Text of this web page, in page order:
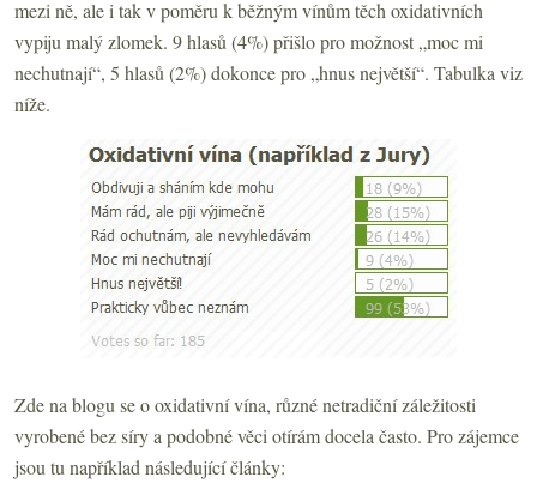
mezi ně, ale i tak v poměru k běžným vínům těch oxidativních
vypiju malý zlomek. 9 hlasů (4%) přišlo pro možnost „moc mi
nechutnají“, 5 hlasů (2%) dokonce pro „hnus největší“. Tabulka viz
níže.
Zde na blogu se o oxidativní vína, různé netradiční záležitosti
vyrobené bez síry a podobné věci otírám docela často. Pro zájemce
jsou tu například následující články: